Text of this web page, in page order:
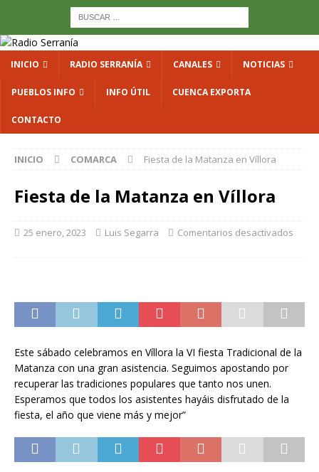
INICIO RADIO SERRANÍA CANALES NOTICIAS
PUEBLOS INFO INFO ÚTIL CUENCA EXPORTA
CONTACTO
INICIO COMARCA Fiesta de la Matanza en Víllora
Fiesta de la Matanza en Víllora
25 enero, 2023 Luis Segarra Comentarios desactivados
Este sábado celebramos en Víllora la VI fiesta Tradicional de la
Matanza con una gran asistencia. Seguimos apostando por
recuperar las tradiciones populares que tanto nos unen.
Esperamos que todos los asistentes hayáis disfrutado de la
fiesta, el año que viene más y mejor”